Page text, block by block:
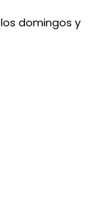
domingos y